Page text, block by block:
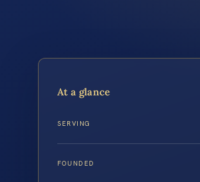
At a glance
SERVING
FOUNDED